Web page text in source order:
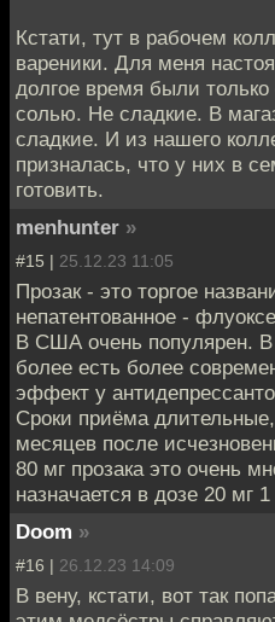
Кстати, тут в рабочем
вареники. Для меня
долгое время были
солью. Не сладкие. В
сладкие. И из нашего
призналась, что у них в
готовить.
menhunter »
#15 | 25.12.23 11:05
Прозак - это торгое
непатентованное -
В США очень популярен.
более есть более
эффект у
Сроки приёма
месяцев после
80 мг прозака это очень
назначается в дозе 20 мг
Doom »
#16 | 26.12.23 14:09
В вену, кстати, вот так